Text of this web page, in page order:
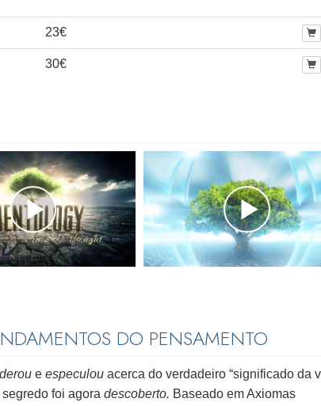
23€
30€
DO PENSAMENTO
e especulou acerca do verdadeiro “significado da
foi agora descoberto. Baseado em Axiomas